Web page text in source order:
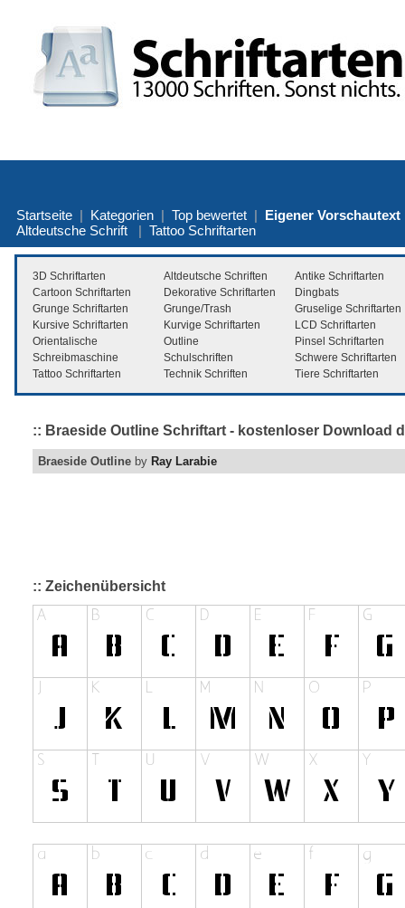
Startseite | Kategorien | Top bewertet | Eigener Vorschautext
Altdeutsche Schrift | Tattoo Schriftarten
3D Schriftarten Altdeutsche Schriften
Antike Schriftarten
Cartoon Schriftarten
Dekorative Schriftarten
Dingbats
Grunge Schriftarten
Grunge/Trash
Gruselige Schriftarten
Kursive Schriftarten
Kurvige Schriftarten
LCD Schriftarten
Orientalische
Outline
Pinsel Schriftarten
Schreibmaschine
Schulschriften
Schwere Schriftarten
Tattoo Schriftarten
Technik Schriften Tiere Schriftarten
:: Braeside Outline Schriftart - kostenloser Download
Braeside Outline by Ray Larabie
:: Zeichenübersicht